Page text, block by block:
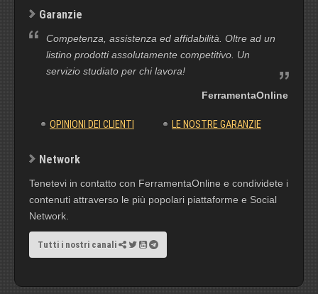
Garanzie
Competenza, assistenza ed affidabilità. Oltre ad un
listino prodotti assolutamente competitivo. Un
servizio studiato per chi lavora!
FerramentaOnline
OPINIONI DEI CLIENTI LE NOSTRE GARANZIE
Network
Tenetevi in contatto con FerramentaOnline e condividete i
contenuti attraverso le più popolari piattaforme e Social
Network.
Tutti i nostri canali